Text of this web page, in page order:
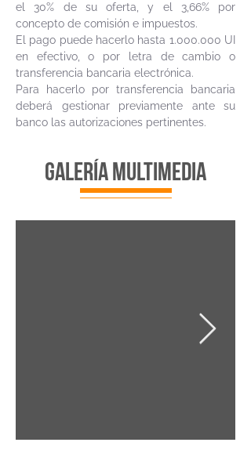
el 30% de su oferta, y el 3,66% por
concepto de comisión e impuestos.
El pago puede hacerlo hasta 1.000.000 UI
en efectivo, o por letra de cambio o
transferencia bancaria electrónica.
Para hacerlo por transferencia bancaria
deberá gestionar previamente ante su
banco las autorizaciones pertinentes.
galería multimedia